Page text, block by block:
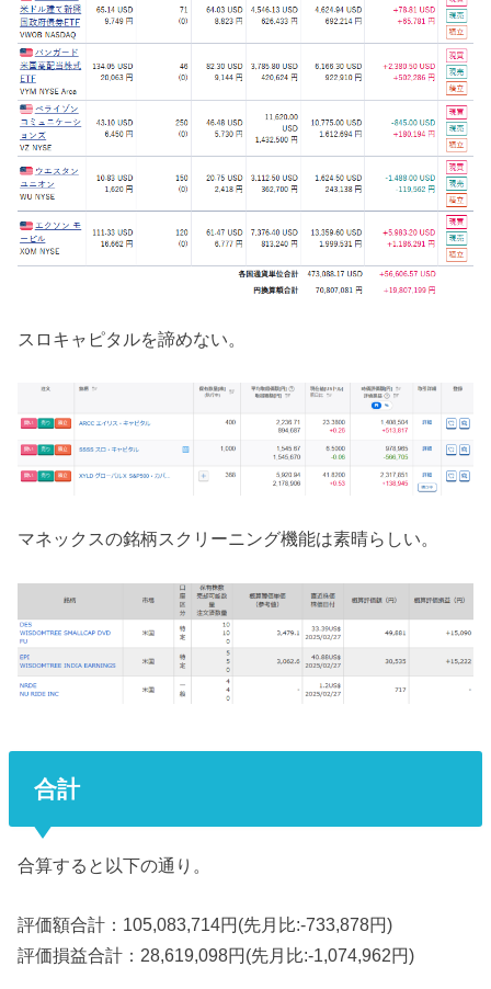
スロキャピタルを諦めない。
マネックスの銘柄スクリーニング機能は素晴らしい。
合計
合算すると以下の通り。
評価額合計：105,083,714円(先月比:-733,878円)
評価損益合計：28,619,098円(先月比:-1,074,962円)